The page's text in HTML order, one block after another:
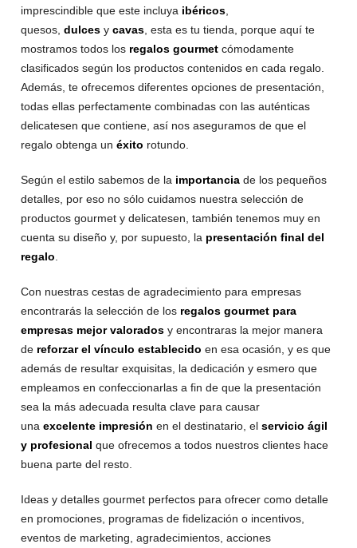
imprescindible que este incluya ibéricos
quesos,dulces ycavas , esta es tu tienda, porque aquí te
mostramos todos los regalos gourmet cómodamente
clasificados según los productos contenidos en cada regalo.
Además, te ofrecemos diferentes opciones de presentación,
todas ellas perfectamente combinadas con las auténticas
delicatesen que contiene, así nos aseguramos de que el
regalo obtenga unéxito rotundo.
Según el estilo sabemos de la importancia de los pequeños
detalles, por eso no sólo cuidamos nuestra selección de
productos gourmet y delicatesen, también tenemos muy en
cuenta su diseño y, por supuesto, la presentación final del
regalo
Con nuestras cestas de agradecimiento para empresas
encontrarás la selección de los regalos gourmet para
empresas mejor valorados y encontraras la mejor manera
de reforzar el vínculo establecido en esa ocasión, y es que
además de resultar exquisitas, la dedicación y esmero que
empleamos en confeccionarlas a fin de que la presentación
sea la más adecuada resulta clave para causar
unaexcelente impresión en el destinatario, elservicio ágil
y profesional que ofrecemos a todos nuestros clientes hace
buena parte del resto.
Ideas y detalles gourmet perfectos para ofrecer como detalle
en promociones, programas de fidelización o incentivos,
eventos de marketing, agradecimientos, acciones